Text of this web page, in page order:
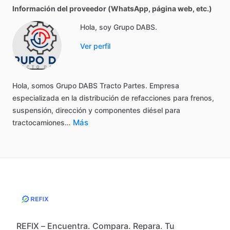
Información del proveedor (WhatsApp, página web, etc.)
Hola, soy Grupo DABS.
Ver perfil
Hola, somos Grupo DABS Tracto Partes. Empresa
especializada en la distribución de refacciones para frenos,
suspensión, dirección y componentes diésel para
tractocamiones… Más
REFIX – Encuentra. Compara. Repara. Tu